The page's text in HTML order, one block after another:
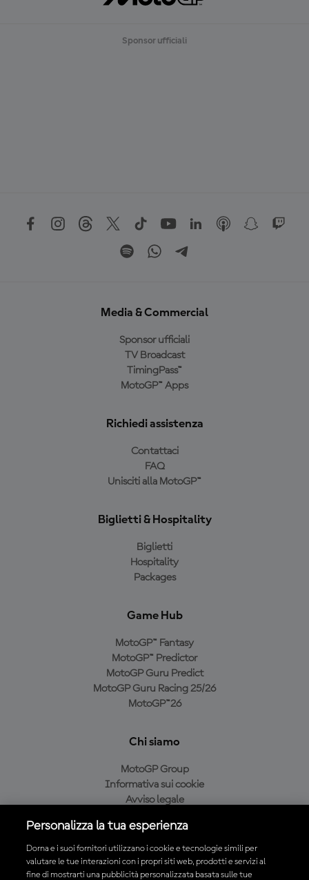
Sponsor ufficiali
Media & Commercial
Sponsor ufficiali
TV Broadcast
TimingPass™
MotoGP™ Apps
Richiedi assistenza
Contattaci
FAQ
Unisciti alla MotoGP™
Biglietti & Hospitality
Biglietti
Hospitality
Packages
Game Hub
MotoGP™ Fantasy
MotoGP™ Predictor
MotoGP Guru Predict
MotoGP Guru Racing 25/26
MotoGP™26
Chi siamo
MotoGP Group
Informativa sui cookie
Avviso legale
Condizioni di acquisto
Personalizza la tua esperienza
Dorna e i suoi fornitori utilizzano i cookie e tecnologie simili per
valutare le tue interazioni con i propri siti web, prodotti e servizi al
fine di mostrarti una pubblicità personalizzata basata sulle tue